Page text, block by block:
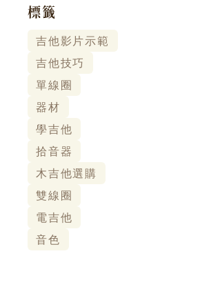
標籤
吉他影片示範
吉他技巧
單線圈
器材
學吉他
拾音器
木吉他選購
雙線圈
電吉他
音色